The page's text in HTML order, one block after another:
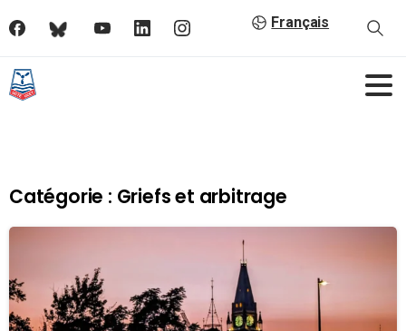
Français
Catégorie : Griefs et arbitrage